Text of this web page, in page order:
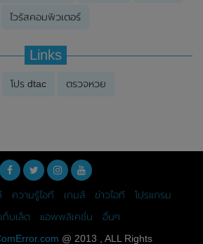
ไวรัสคอมพิวเตอร์
Links
โปร dtac ตรวจหวย
ความรู้ไอที เกมส์ ข่าวไอที
โปรแกรม
บเล็ต
แอพพลิเคชั่น
อื่นๆ
@ 2013 , ALL Rights